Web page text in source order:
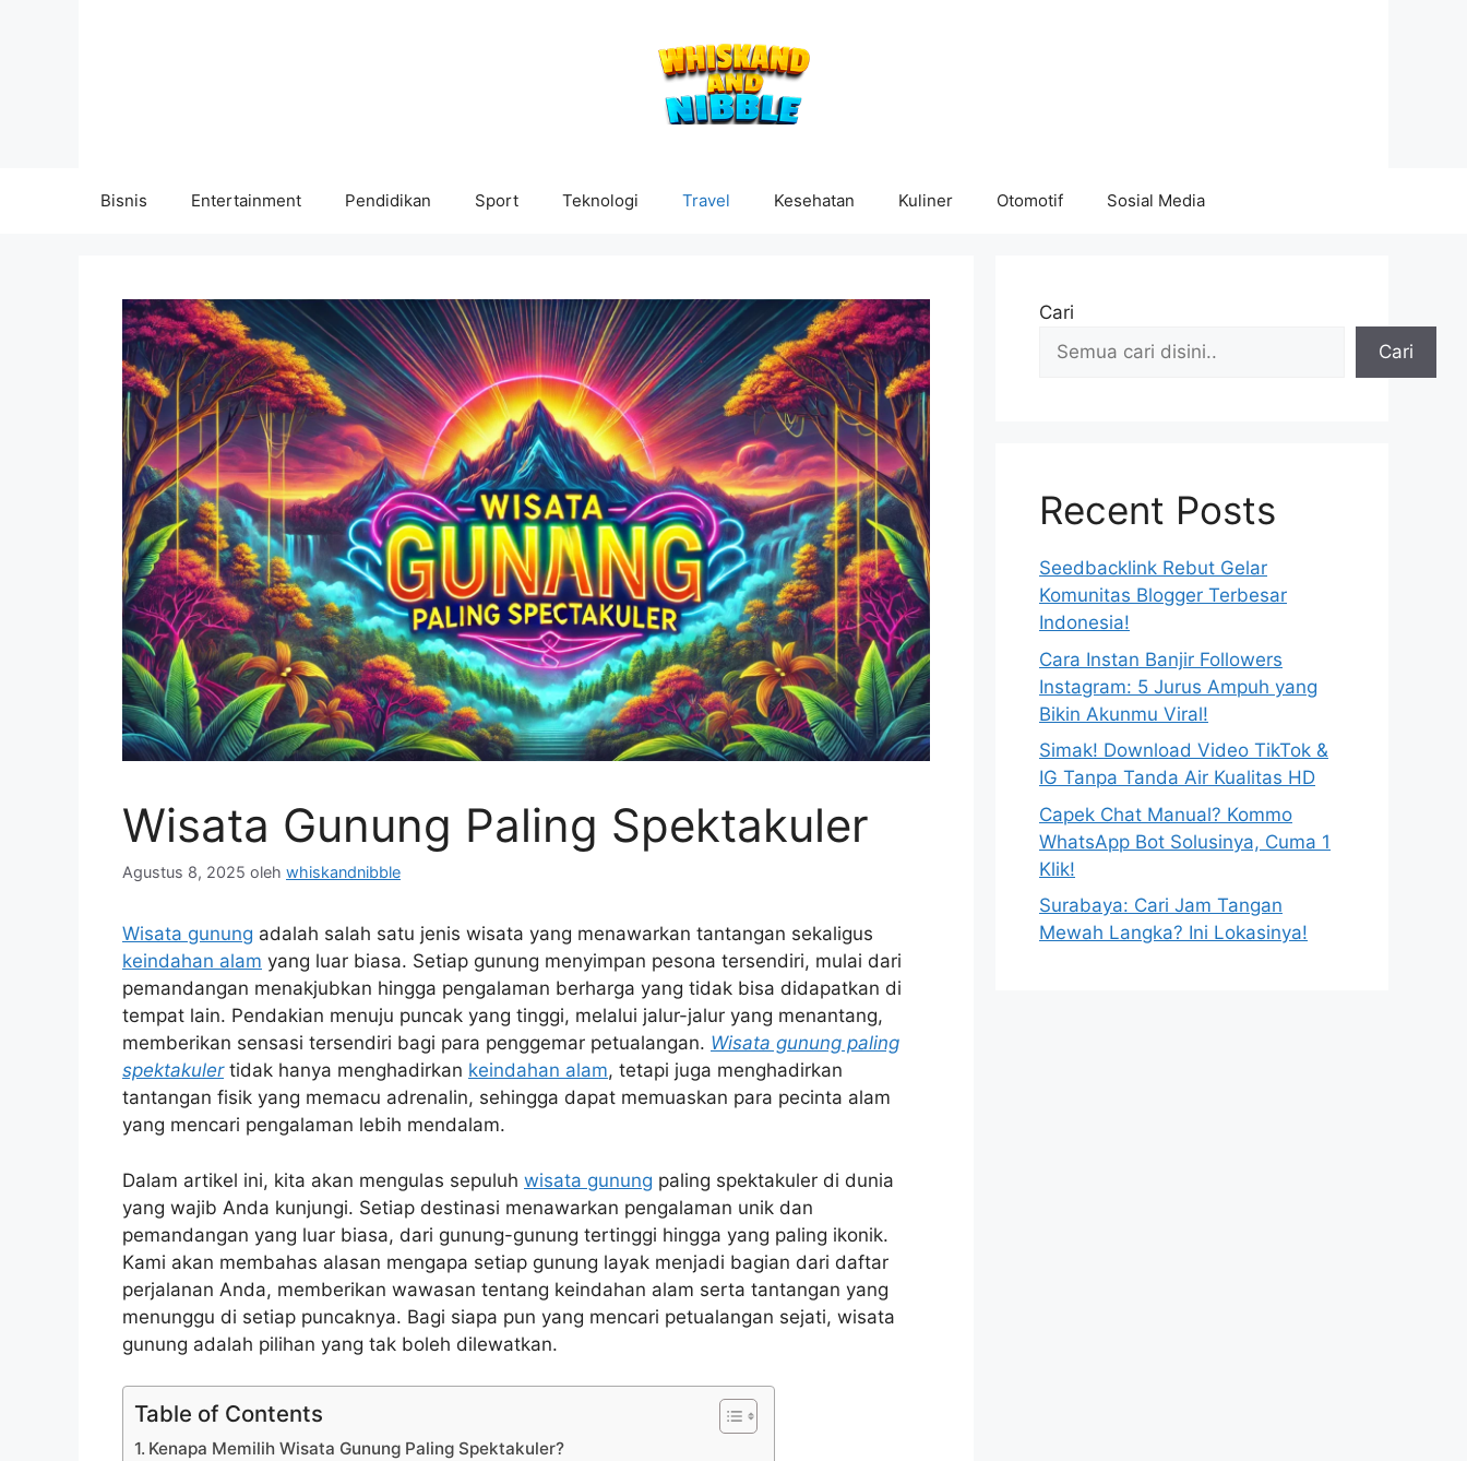
Bisnis Entertainment Pendidikan Sport Teknologi Travel Kesehatan Kuliner Otomotif Sosial Media
Wisata Gunung Paling Spektakuler
Agustus 8, 2025 oleh whiskandnibble
Wisata gunung adalah salah satu jenis wisata yang menawarkan tantangan sekaligus
keindahan alam yang luar biasa. Setiap gunung menyimpan pesona tersendiri, mulai dari
pemandangan menakjubkan hingga pengalaman berharga yang tidak bisa didapatkan di
tempat lain. Pendakian menuju puncak yang tinggi, melalui jalur-jalur yang menantang,
memberikan sensasi tersendiri bagi para penggemar petualangan. Wisata gunung paling
spektakulertidak hanya menghadirkan keindahan alam, tetapi juga menghadirkan
tantangan fisik yang memacu adrenalin, sehingga dapat memuaskan para pecinta alam
yang mencari pengalaman lebih mendalam.
Dalam artikel ini, kita akan mengulas sepuluh wisata gunung paling spektakuler di dunia
yang wajib Anda kunjungi. Setiap destinasi menawarkan pengalaman unik dan
pemandangan yang luar biasa, dari gunung-gunung tertinggi hingga yang paling ikonik.
Kami akan membahas alasan mengapa setiap gunung layak menjadi bagian dari daftar
perjalanan Anda, memberikan wawasan tentang keindahan alam serta tantangan yang
menunggu di setiap puncaknya. Bagi siapa pun yang mencari petualangan sejati, wisata
gunung adalah pilihan yang tak boleh dilewatkan.
Table of Contents
Kenapa Memilih Wisata Gunung Paling Spektakuler?
Cari
Cari
Recent Posts
Seedbacklink Rebut Gelar
Komunitas Blogger Terbesar
Indonesia!
Cara Instan Banjir Followers
Instagram: 5 Jurus Ampuh yang
Bikin Akunmu Viral!
Simak! Download Video TikTok &
IG Tanpa Tanda Air Kualitas HD
Capek Chat Manual? Kommo
WhatsApp Bot Solusinya, Cuma 1
Klik!
Surabaya: Cari Jam Tangan
Mewah Langka? Ini Lokasinya!